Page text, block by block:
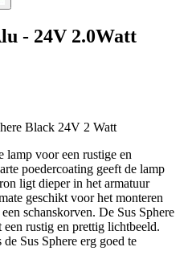
- 24V 2.0Watt
Black 24V 2 Watt
lamp voor een rustige en
poedercoating geeft de lamp
ligt dieper in het armatuur
geschikt voor het monteren
schanskorven. De Sus Sphere
rustig en prettig lichtbeeld.
Sus Sphere erg goed te